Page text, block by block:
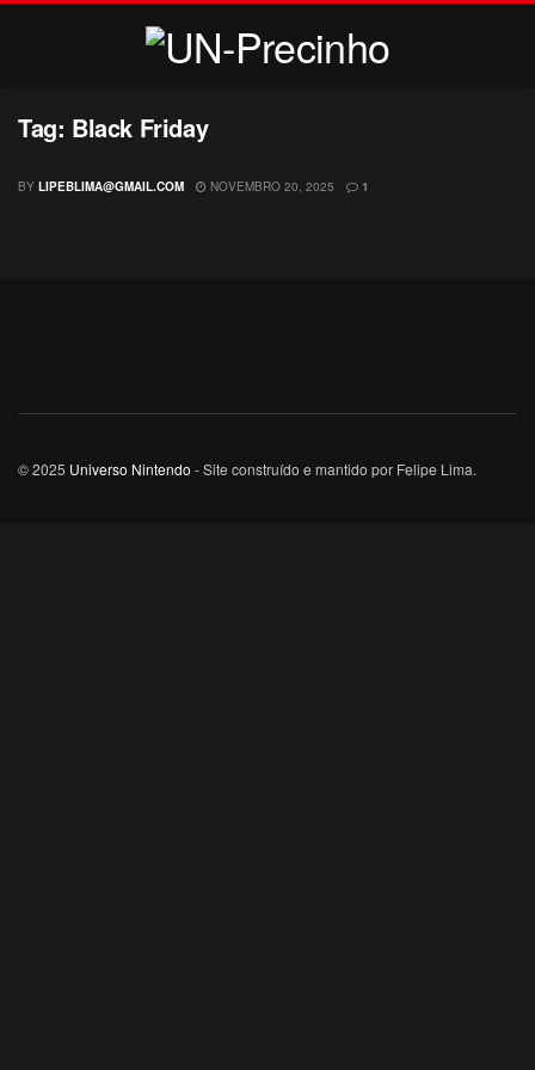
Tag: Black Friday
BY LIPEBLIMA@GMAIL.COM NOVEMBRO 20, 2025 1
© 2025 Universo Nintendo - Site construído e mantido por Felipe Lima.